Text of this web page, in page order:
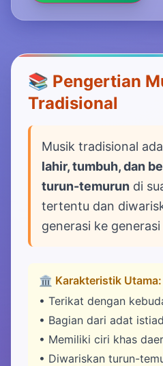
📚 Pengertian
Tradisional
Musik tradisional
lahir, tumbuh, dan
turun-temurun di
tertentu dan
generasi ke
🏛️ Karakteristik Utama:
• Terikat dengan
• Bagian dari adat
• Memiliki ciri khas
• Diwariskan turun-